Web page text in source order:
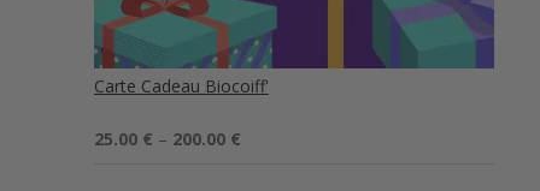
Carte Cadeau Biocoiff'
Note 5.00
25.00 € – 200.00 €